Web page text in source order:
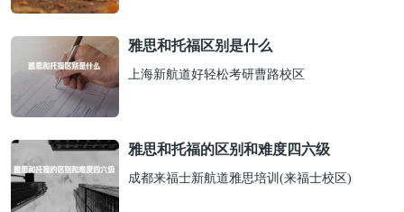
雅思和托福区别是什么
上海新航道好轻松考研曹路校区
雅思和托福的区别和难度四六级
成都来福士新航道雅思培训(来福士校区)